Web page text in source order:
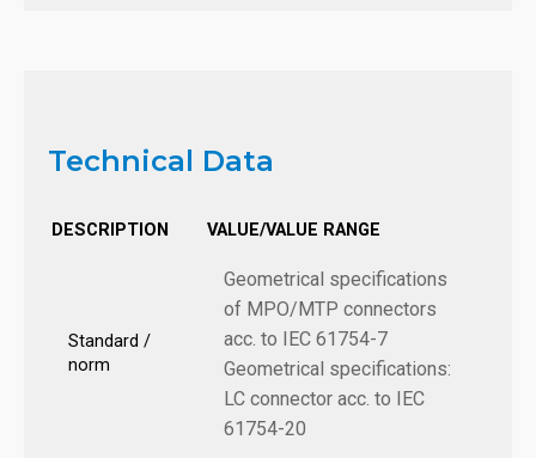
Technical Data
DESCRIPTION VALUE/VALUE RANGE
Standard /
norm
Geometrical specifications
of MPO/MTP connectors
acc. to IEC 61754-7
Geometrical specifications:
LC connector acc. to IEC
61754-20